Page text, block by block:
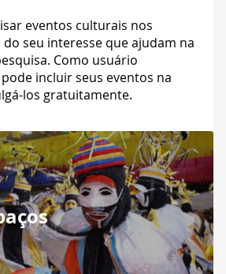
eventos culturais nos
seu interesse que ajudam na
Como usuário
incluir seus eventos na
los gratuitamente.